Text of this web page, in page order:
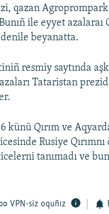
qazan
ile eyyet azalaraı
beyanatta.
resmiy saytında
Tataristan
künü Qırım ve
Rusiye
tanımadı ve
VPN-siz oquñız